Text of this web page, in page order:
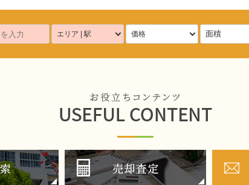
エリア | 駅 価格 面積